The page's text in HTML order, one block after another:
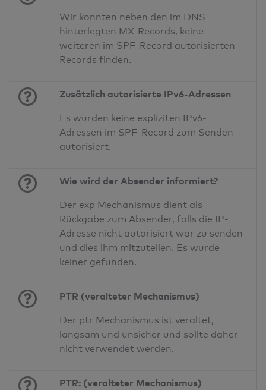
Wir konnten neben den im DNS
hinterlegten MX-Records, keine
weiteren im SPF-Record autorisierten
Records finden.
Zusätzlich autorisierte IPv6-Adressen
Es wurden keine expliziten IPv6-
Adressen im SPF-Record zum Senden
autorisiert.
Wie wird der Absender informiert?
Der exp Mechanismus dient als
Rückgabe zum Absender, falls die IP-
Adresse nicht autorisiert war zu senden
und dies ihm mitzuteilen. Es wurde
keiner gefunden.
PTR (veralteter Mechanismus)
Der ptr Mechanismus ist veraltet,
langsam und unsicher und sollte daher
nicht verwendet werden.
PTR: (veralteter Mechanismus)